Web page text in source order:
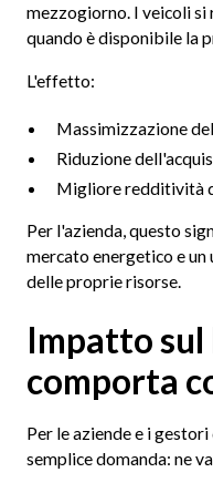
mezzogiorno. I veicoli
quando è disponibile la
L'effetto:
Massimizzazione
Riduzione
Migliore redditività
Per l'azienda, questo
mercato energetico e
delle proprie risorse.
Impatto sul
comporta
Per le aziende e i
semplice domanda: ne